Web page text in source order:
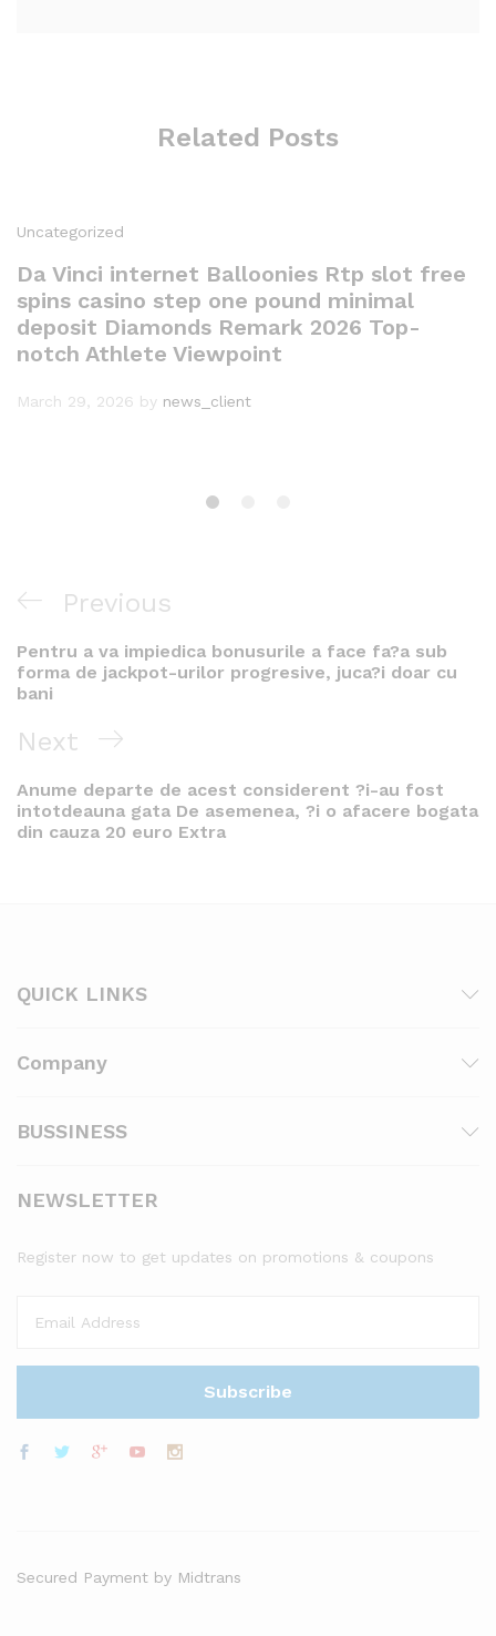
Related Posts
Uncategorized
Da Vinci internet Balloonies Rtp slot free
spins casino step one pound minimal
deposit Diamonds Remark 2026 Top-
notch Athlete Viewpoint
March 29, 2026 by news_client
Post
navigation
Previous
Post
Previous
Pentru a va impiedica bonusurile a face fa?a sub
forma de jackpot-urilor progresive, juca?i doar cu
bani
Next
Post
Next
Anume departe de acest considerent ?i-au fost
intotdeauna gata De asemenea, ?i o afacere bogata
din cauza 20 euro Extra
QUICK LINKS
Company
BUSSINESS
NEWSLETTER
Register now to get updates on promotions & coupons
Secured Payment by Midtrans